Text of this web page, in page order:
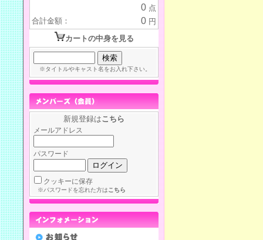
0 点
合計金額：
0 円
カートの中身を見る
※タイトルやキャスト名をお入れ下さい。
新規登録はこちら
メールアドレス
パスワード
クッキーに保存
※パスワードを忘れた方はこちら